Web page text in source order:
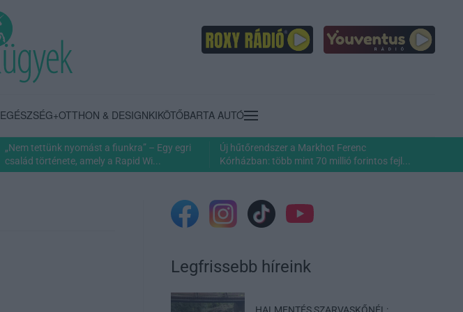
EGÉSZSÉG+OTTHON & DESIGNKIKÖTŐBARTA AUTÓ
„Nem tettünk nyomást a fiunkra” – Egy egri
család története, amely a Rapid Wi...
Új hűtőrendszer a Markhot Ferenc
Kórházban: több mint 70 millió forintos fejl...
Legfrissebb híreink
HALMENTÉS SZARVASKŐNÉL: